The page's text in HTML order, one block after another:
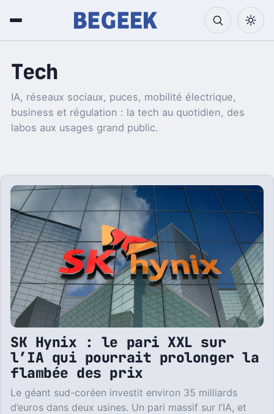
Tech
IA, réseaux sociaux, puces, mobilité électrique,
business et régulation : la tech au quotidien, des
labos aux usages grand public.
SK Hynix : le pari XXL sur
l’IA qui pourrait prolonger la
flambée des prix
Le géant sud-coréen investit environ 35 milliards
d’euros dans deux usines. Un pari massif sur l’IA, et